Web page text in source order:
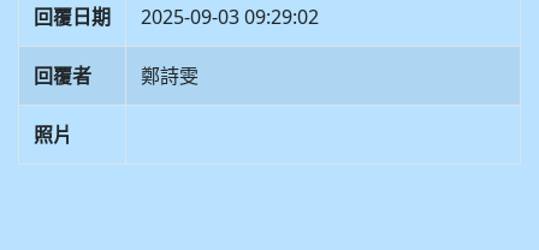
回覆日期 2025-09-03 09:29:02
回覆者 鄭詩雯
照片